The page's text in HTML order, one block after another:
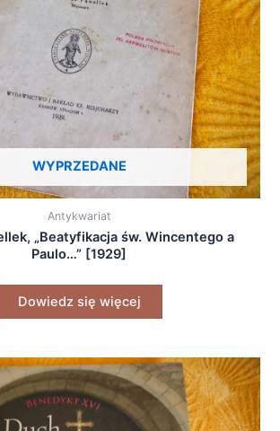
WYPRZEDANE
Antykwariat
„Beatyfikacja św. Wincentego a
Paulo…” [1929]
Dowiedz się więcej